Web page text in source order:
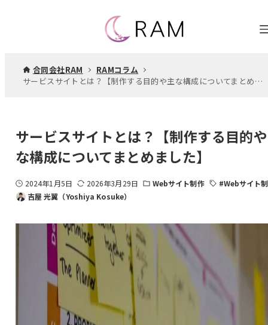
合同会社RAM
RAMコラム
サービスサイトとは？【制作する目的や主な構成についてまとめました】
サービスサイトとは？【制作する目的
な構成についてまとめました】
2024年1月5日 2026年3月29日 Webサイト制作
#Webサイト
吉屋 光翼（Yoshiya Kosuke）